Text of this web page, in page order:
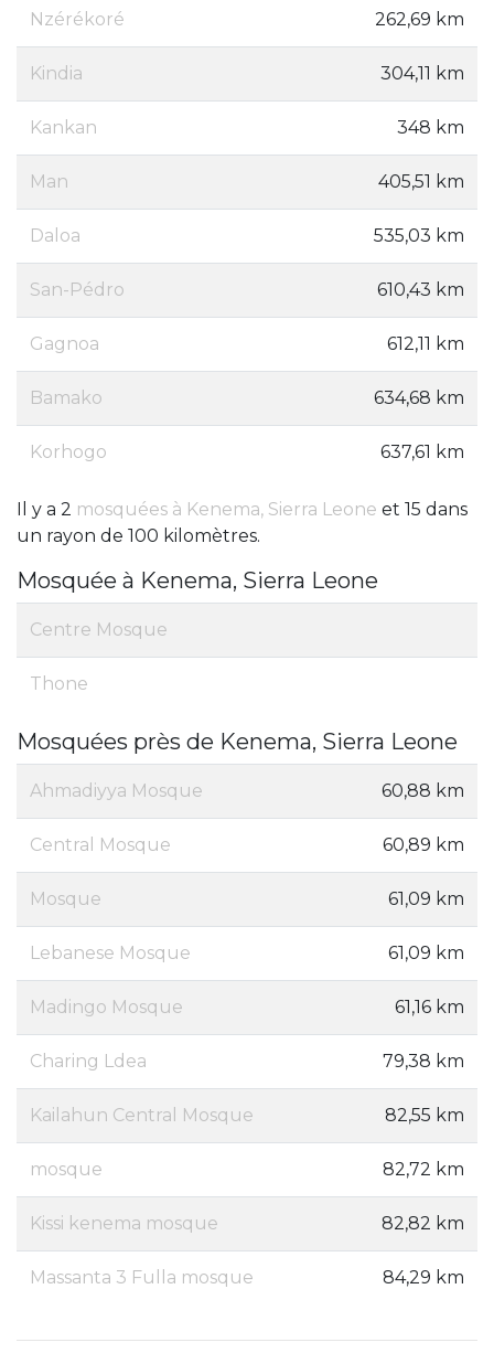
Nzérékoré 262,69 km
Kindia 304,11 km
Kankan 348 km
Man 405,51 km
Daloa 535,03 km
San-Pédro 610,43 km
Gagnoa 612,11 km
Bamako 634,68 km
Korhogo 637,61 km
Il y a 2 mosquées à Kenema, Sierra Leone et 15 dans
un rayon de 100 kilomètres.
Mosquée à Kenema, Sierra Leone
Centre Mosque
Thone
Mosquées près de Kenema, Sierra Leone
Ahmadiyya Mosque 60,88 km
Central Mosque 60,89 km
Mosque 61,09 km
Lebanese Mosque 61,09 km
Madingo Mosque 61,16 km
Charing Ldea 79,38 km
Kailahun Central Mosque 82,55 km
mosque 82,72 km
Kissi kenema mosque 82,82 km
Massanta 3 Fulla mosque 84,29 km